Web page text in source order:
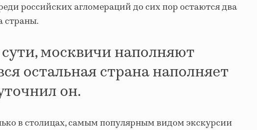
российских агломераций до сих пор остаются два
страны.
сути, москвичи наполняют
остальная страна наполняет
он.
в столицах, самым популярным видом экскурсии